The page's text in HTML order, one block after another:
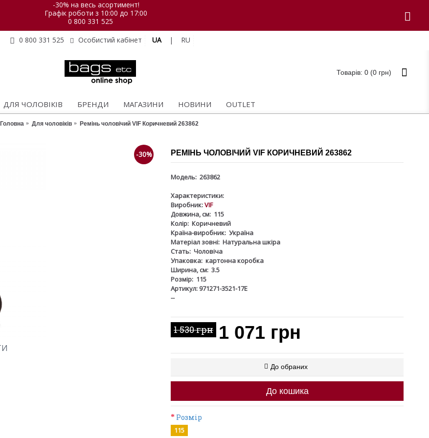
-30% на весь асортимент!
Графік роботи з 10:00 до 17:00
0 800 331 525
0 800 331 525
Особистий кабінет UA | RU
Товарів: 0 (0 грн)
ДЛЯ ЧОЛОВІКІВ БРЕНДИ МАГАЗИНИ НОВИНИ OUTLET
Головна Для чоловіків Ремінь чоловічий VIF Коричневий 263862
-30% РЕМІНЬ ЧОЛОВІЧИЙ VIF КОРИЧНЕВИЙ 263862
Модель: 263862
Характеристики:
Виробник:VIF
Довжина, см: 115
Колір: Коричневий
Країна-виробник: Україна
Матеріал зовні: Натуральна шкіра
Стать: Чоловіча
Упаковка: картонна коробка
Ширина, см: 3.5
Розмір: 115
Артикул: 971271-3521-17Е
--
1 530 грн 1 071 грн
До обраних
До кошика
Розмір
115